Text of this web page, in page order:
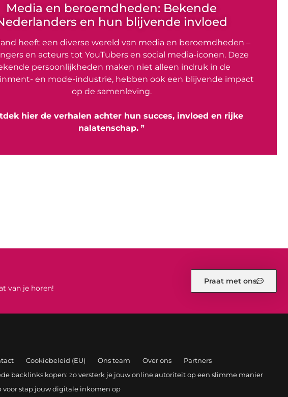
Media en beroemdheden: Bekende
en hun blijvende invloed
heeft een diverse wereld van media en beroemdheden –
en acteurs tot YouTubers en social media-iconen. Deze
persoonlijkheden maken niet alleen indruk in de
en mode-industrie, hebben ook een blijvende impact
op de samenleving.
hier de verhalen achter hun succes, invloed en rijke
nalatenschap.❞
van je horen!
Praat met ons
Cookiebeleid (EU) Ons team Over ons
Partners
backlinks kopen: zo versterk je jouw online autoriteit op een slimme manier
voor stap jouw digitale inkomen op